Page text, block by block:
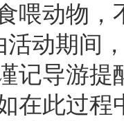
喂动物，
活动期间
记导游提
在此过程